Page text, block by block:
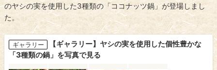
のヤシの実を使用した3種類の「ココナッツ鍋」が登場しまし
た。
ギャラリー
【ギャラリー】ヤシの実を使用した個性豊かな
「3種類の鍋」を写真で見る